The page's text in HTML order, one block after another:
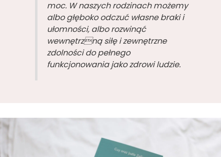
moc. W naszych rodzinach możemy
albo głęboko odczuć własne braki i
ułomności, albo rozwinąć
wewnętrzną siłę i zewnętrzne
zdolności do pełnego
funkcjonowania jako zdrowi ludzie.